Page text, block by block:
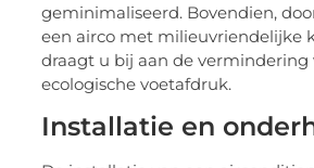
geminimaliseerd. Bovendien,
een airco met milieuvriendelijke
draagt u bij aan de vermindering
ecologische voetafdruk.
Installatie en